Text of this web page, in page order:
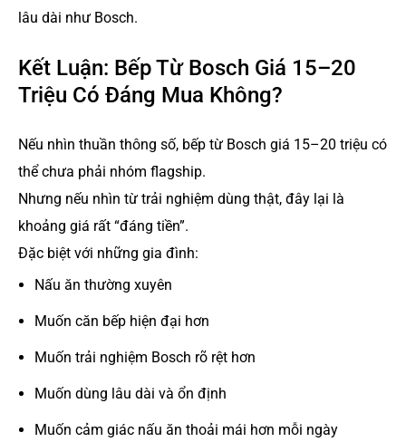
lâu dài như Bosch.
Kết Luận: Bếp Từ Bosch Giá 15–20
Triệu Có Đáng Mua Không?
Nếu nhìn thuần thông số, bếp từ Bosch giá 15–20 triệu có
thể chưa phải nhóm flagship.
Nhưng nếu nhìn từ trải nghiệm dùng thật, đây lại là
khoảng giá rất “đáng tiền”.
Đặc biệt với những gia đình:
Nấu ăn thường xuyên
Muốn căn bếp hiện đại hơn
Muốn trải nghiệm Bosch rõ rệt hơn
Muốn dùng lâu dài và ổn định
Muốn cảm giác nấu ăn thoải mái hơn mỗi ngày